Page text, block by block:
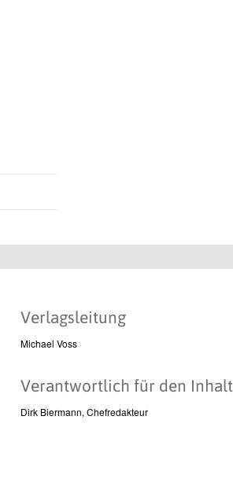
Verlagsleitung
Michael Voss
Verantwortlich für den Inhalt
Dirk Biermann, Chefredakteur